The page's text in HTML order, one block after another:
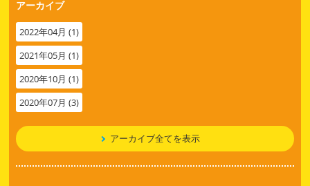
アーカイブ
2022年04月 (1)
2021年05月 (1)
2020年10月 (1)
2020年07月 (3)
アーカイブ全てを表示